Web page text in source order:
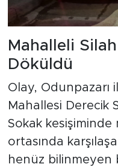
Mahalleli
Döküldü
Olay, Odunpazarı
Mahallesi Derecik
Sokak
ortasında
henüz bilinmeyen